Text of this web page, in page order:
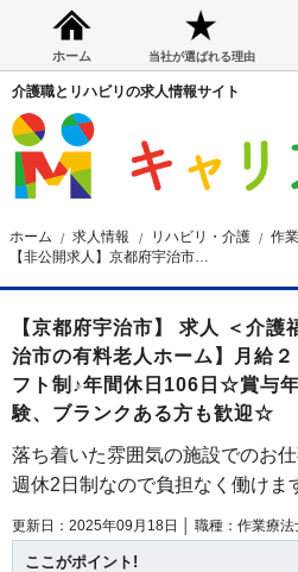
ホーム 当社が選ばれる理由
介護職とリハビリの求人情報サイト
ホーム 求人情報 リハビリ・介護
作
【京都府宇治市】 求人 ＜介護
治市の有料老人ホーム】月給
フト制♪年間休日106日☆賞与
験、ブランクある方も歓迎☆
落ち着いた雰囲気の施設でのお仕
週休2日制なので負担なく働けま
更新日：2025年09月18日 │ 職種：作業療法
ここがポイント!